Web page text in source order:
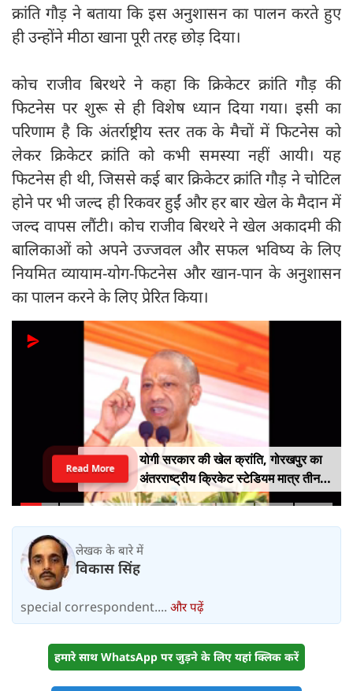
क्रांति गौड़ ने बताया कि इस अनुशासन का पालन करते हुए
ही उन्होंने मीठा खाना पूरी तरह छोड़ दिया।
कोच राजीव बिरथरे ने कहा कि क्रिकेटर क्रांति गौड़ की
फिटनेस पर शुरू से ही विशेष ध्यान दिया गया। इसी का
परिणाम है कि अंतर्राष्ट्रीय स्तर तक के मैचों में फिटनेस को
लेकर क्रिकेटर क्रांति को कभी समस्या नहीं आयी। यह
फिटनेस ही थी, जिससे कई बार क्रिकेटर क्रांति गौड़ ने चोटिल
होने पर भी जल्द ही रिकवर हुईं और हर बार खेल के मैदान में
जल्द वापस लौंटी। कोच राजीव बिरथरे ने खेल अकादमी की
बालिकाओं को अपने उज्जवल और सफल भविष्य के लिए
नियमित व्यायाम-योग-फिटनेस और खान-पान के अनुशासन
का पालन करने के लिए प्रेरित किया।
योगी सरकार की खेल क्रांति, गोरखपुर का
अंतरराष्ट्रीय क्रिकेट स्टेडियम मात्र तीन
महीने में लगभग 20% तैयार
Read More
लेखक के बारे में
विकास सिंह
special correspondent.... और पढ़ें
हमारे साथ WhatsApp पर जुड़ने के लिए यहां क्लिक करें